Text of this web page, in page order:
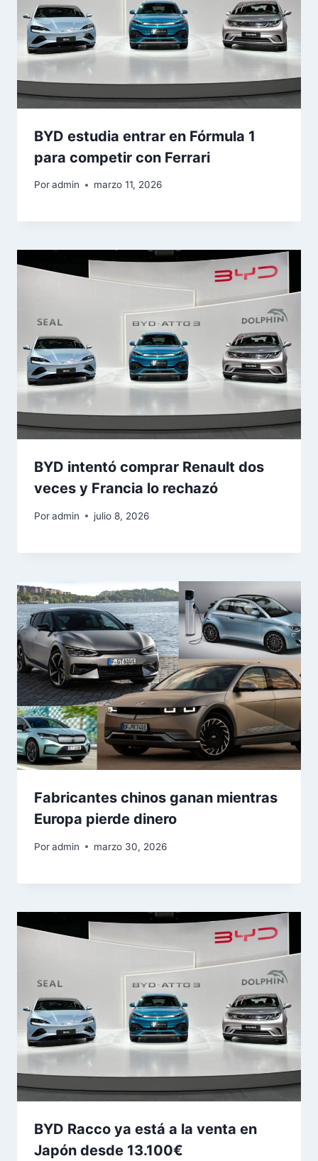
BYD estudia entrar en Fórmula 1
para competir con Ferrari
Poradmin marzo 11, 2026
BYD intentó comprar Renault dos
veces y Francia lo rechazó
Poradmin julio 8, 2026
Fabricantes chinos ganan mientras
Europa pierde dinero
Poradmin marzo 30, 2026
BYD Racco ya está a la venta en
Japón desde 13.100€